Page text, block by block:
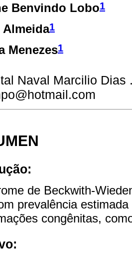
Benvindo Lobo1
Almeida1
Menezes1
Naval Marcilio
de Beckwith-
prevalência
congênitas,